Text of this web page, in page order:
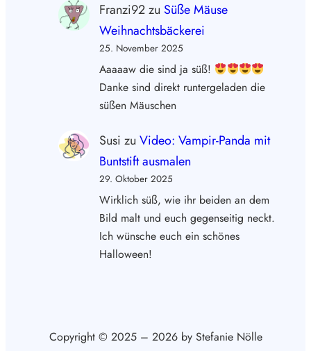
Franzi92zu Süße Mäuse
Weihnachtsbäckerei
25. November 2025
Aaaaaw die sind ja süß!
Danke sind direkt runtergeladen die
süßen Mäuschen
Susi zu Video: Vampir-Panda mit
Buntstift ausmalen
29. Oktober 2025
Wirklich süß, wie ihr beiden an dem
Bild malt und euch gegenseitig neckt.
Ich wünsche euch ein schönes
Halloween!
Copyright © 2025 – 2026 by Stefanie Nölle